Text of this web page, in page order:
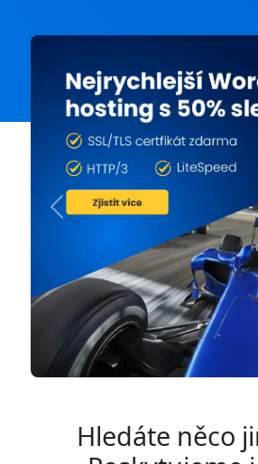
Previous
Hledáte něco